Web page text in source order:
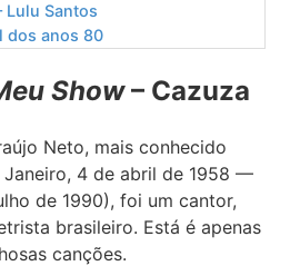
Lulu Santos
dos anos 80
Show– Cazuza
Neto, mais conhecido
Janeiro, 4 de abril de 1958 —
de 1990), foi um cantor,
brasileiro. Está é apenas
canções.